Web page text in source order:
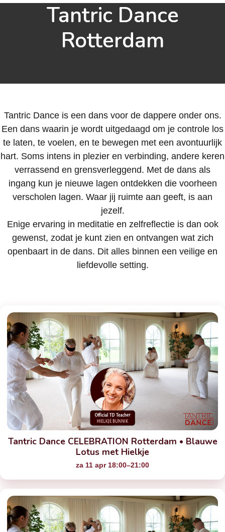
Tantric Dance
Rotterdam
Tantric Dance is een dans voor de dappere onder ons.
Een dans waarin je wordt uitgedaagd om je controle los
te laten, te voelen, en te bewegen met een avontuurlijk
hart. Soms intens in plezier en verbinding, andere keren
verrassend en grensverleggend. Met de dans als
ingang kun je nieuwe lagen ontdekken die voorheen
verscholen lagen. Waar jij ruimte aan geeft, is aan
jezelf.
Enige ervaring in meditatie en zelfreflectie is dan ook
gewenst, zodat je kunt zien en ontvangen wat zich
openbaart in de dans. Dit alles binnen een veilige en
liefdevolle setting.
Tantric Dance CELEBRATION Rotterdam • Blauwe
Lotus met Hielkje
za 11 apr 18:00–21:00